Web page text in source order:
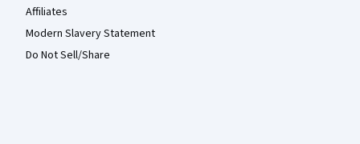
Affiliates
Modern Slavery Statement
Do Not Sell/Share